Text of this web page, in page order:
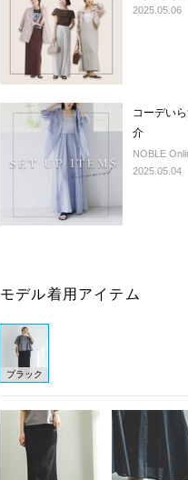
2025.05.06
コーデい
介
NOBLE
2025.05.04
モデル着用アイテム
ブラック